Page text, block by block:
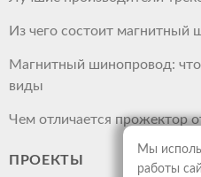
Из чего состоит магнитный
Магнитный шинопровод:
виды
Чем отличается прожектор
ПРОЕКТЫ
Мы
работы